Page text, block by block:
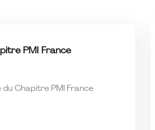
PMI France
du Chapitre PMI France